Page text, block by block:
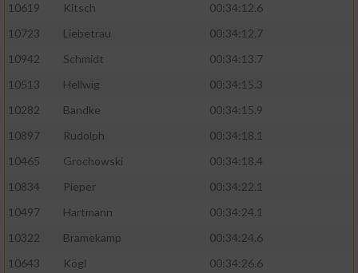
10619
Kitsch
00:34:12.6
10723
Liebetrau
00:34:12.7
10942
Schmidt
00:34:13.7
10513
Hellwig
00:34:15.3
10282
Bandke
00:34:15.9
10897
Rudolph
00:34:18.1
10465
Grochowski
00:34:18.4
10834
Pieper
00:34:22.1
10497
Hartmann
00:34:24.1
10322
Bramekamp
00:34:24.6
10643
Kögl
00:34:26.6